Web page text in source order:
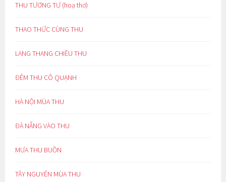
THU TƯƠNG TƯ (hoạ thơ)
THAO THỨC CÙNG THU
LANG THANG CHIỀU THU
ĐÊM THU CÔ QUẠNH
HÀ NỘI MÙA THU
ĐÀ NẴNG VÀO THU
MƯA THU BUỒN
TÂY NGUYÊN MÙA THU